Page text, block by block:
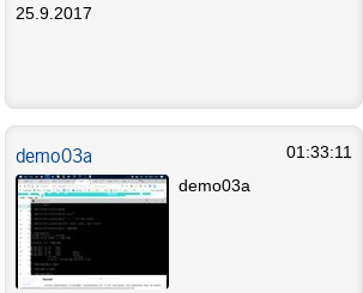
25.9.2017
demo03a
01:33:11
demo03a